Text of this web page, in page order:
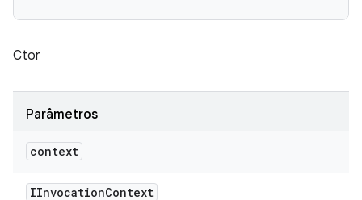
Ctor
Parâmetros
context
IInvocationContext